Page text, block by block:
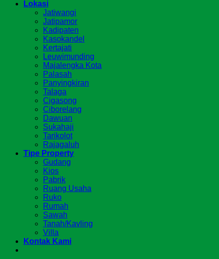
Lokasi
Jatiwangi
Jatipamor
Kadipaten
Kasokandel
Kertajati
Leuwimunding
Majalengka Kota
Palasah
Panyingkiran
Talaga
Cigasong
Ciborelang
Dawuan
Sukahaji
Tarikolot
Rajagaluh
Tipe Property
Gudang
Kios
Pabrik
Ruang Usaha
Ruko
Rumah
Sawah
Tanah/Kavling
Villa
Kontak Kami